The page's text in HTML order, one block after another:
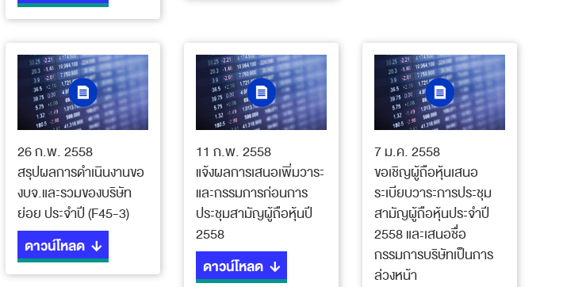
26 ก.พ. 2558
สรุปผลการดำเนินงานขอ
งบจ.และรวมของบริษัท
ย่อย ประจำปี (F45-3)
ดาวน์โหลด
11 ก.พ. 2558
แจ้งผลการเสนอเพิ่มวาระ
และกรรมการก่อนการ
ประชุมสามัญผู้ถือหุ้นปี
2558
ดาวน์โหลด
7 ม.ค. 2558
ขอเชิญผู้ถือหุ้นเสนอ
ระเบียบวาระการประชุม
สามัญผู้ถือหุ้นประจำปี
2558 และเสนอชื่อ
กรรมการบริษัทเป็นการ
ล่วงหน้า